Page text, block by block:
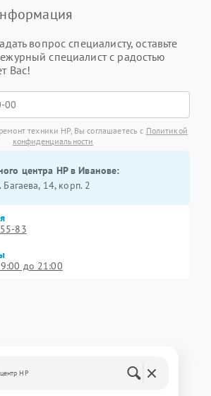
вопрос специалисту, оставьте
специалист с радостью
Вас!
техники HP, Вы соглашаетесь с Политикой
конфиденциальности
центра HP в Иванове:
Багаева, 14, корп. 2
83
до 21:00
HP